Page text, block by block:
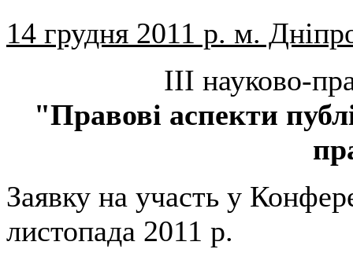
14 грудня 2011 р. м.
ІІІ науково-
"Правові аспекти
Заявку на участь у
листопада 2011 р.